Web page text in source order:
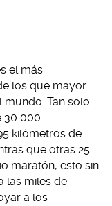
el más
los que mayor
mundo. Tan solo
30 000
kilómetros de
que otras 25
maratón, esto sin
las miles de
a los